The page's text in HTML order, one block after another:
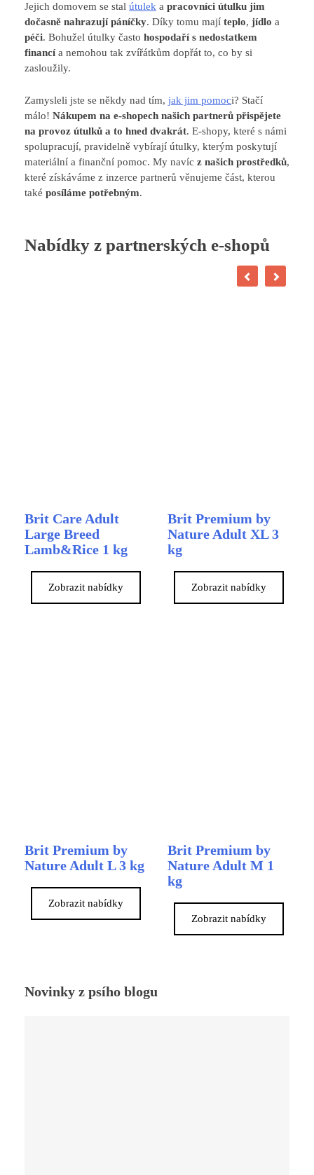
Jejich domovem se stal útulek a pracovníci útulku jim
dočasně nahrazují páníčky. Díky tomu mají teplo, jídlo a
péči. Bohužel útulky často hospodaří s nedostatkem
financí a nemohou tak zvířátkům dopřát to, co by si
zasloužily.
Zamysleli jste se někdy nad tím, jak jim pomoci? Stačí
málo! Nákupem na e-shopech našich partnerů přispějete
na provoz útulků a to hned dvakrát. E-shopy, které s námi
spolupracují, pravidelně vybírají útulky, kterým poskytují
materiální a finanční pomoc. My navíc z našich prostředků,
které získáváme z inzerce partnerů věnujeme část, kterou
také posíláme potřebným.
Nabídky z partnerských e-shopů
Brit Care Adult
Large Breed
Lamb&Rice 1 kg
Zobrazit nabídky
Brit Premium by
Nature Adult XL 3
kg
Zobrazit nabídky
Brit Premium by
Nature Adult L 3 kg
Zobrazit nabídky
Brit Premium by
Nature Adult M 1
kg
Zobrazit nabídky
Novinky z psího blogu